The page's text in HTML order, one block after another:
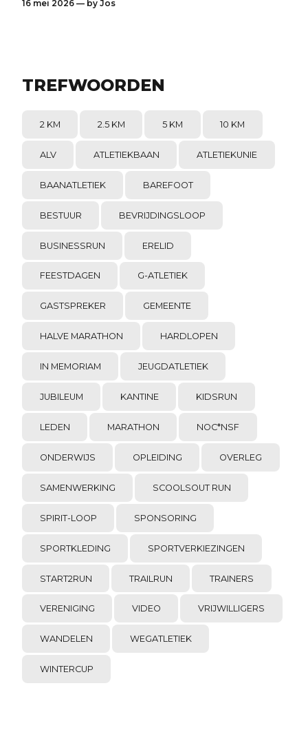
16 mei 2026 — by Jos
TREFWOORDEN
2 KM 2.5 KM 5 KM 10 KM
ALV ATLETIEKBAAN ATLETIEKUNIE
BAANATLETIEK BAREFOOT
BESTUUR BEVRIJDINGSLOOP
BUSINESSRUN ERELID
FEESTDAGEN G-ATLETIEK
GASTSPREKER GEMEENTE
HALVE MARATHON HARDLOPEN
IN MEMORIAM JEUGDATLETIEK
JUBILEUM KANTINE KIDSRUN
LEDEN MARATHON NOC*NSF
ONDERWIJS OPLEIDING OVERLEG
SAMENWERKING SCOOLSOUT RUN
SPIRIT-LOOP SPONSORING
SPORTKLEDING SPORTVERKIEZINGEN
START2RUN TRAILRUN TRAINERS
VERENIGING VIDEO VRIJWILLIGERS
WANDELEN WEGATLETIEK
WINTERCUP